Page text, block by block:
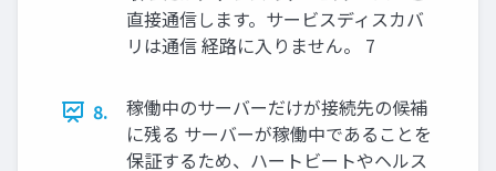
直接通信します。サービスディスカバ
リは通信 経路に入りません。 7
8.
稼働中のサーバーだけが接続先の候補
に残る サーバーが稼働中であることを
保証するため、ハートビートやヘルス